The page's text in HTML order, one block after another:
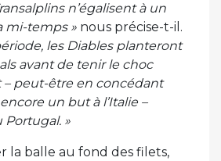
n’égalisent à un
mi-temps » nous précise-t-il.
les Diables planteront
avant de tenir le choc
peut-être en concédant
un but à l’Italie –
Portugal. »
la balle au fond des filets,